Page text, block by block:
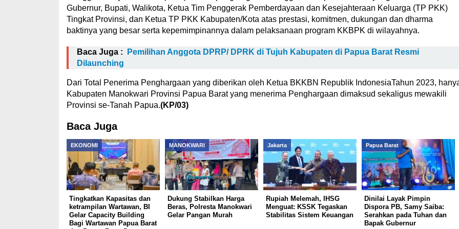
Gubernur, Bupati, Walikota, Ketua Tim Penggerak Pemberdayaan dan Kesejahteraan Keluarga (TP PKK)
Tingkat Provinsi, dan Ketua TP PKK Kabupaten/Kota atas prestasi, komitmen, dukungan dan dharma
baktinya yang besar serta kepemimpinannya dalam pelaksanaan program KKBPK di wilayahnya.
Baca Juga :
Pemilihan Anggota DPRP/ DPRK di Tujuh Kabupaten di Papua Barat Resmi
Dilaunching
Dari Total Penerima Penghargaan yang diberikan oleh Ketua BKKBN Republik IndonesiaTahun 2023,
Kabupaten Manokwari Provinsi Papua Barat yang menerima Penghargaan dimaksud sekaligus mewakili
Provinsi se-Tanah Papua.(KP/03)
Baca Juga
EKONOMI
Tingkatkan Kapasitas dan
ketrampilan Wartawan, BI
Gelar Capacity Building
Bagi Wartawan Papua Barat
MANOKWARI
Dukung Stabilkan Harga
Beras, Polresta Manokwari
Gelar Pangan Murah
Jakarta
Rupiah Melemah, IHSG
Menguat: KSSK Tegaskan
Stabilitas Sistem Keuangan
Papua Barat
Dinilai Layak Pimpin
Dispora PB, Samy Saiba:
Serahkan pada Tuhan dan
Bapak Gubernur